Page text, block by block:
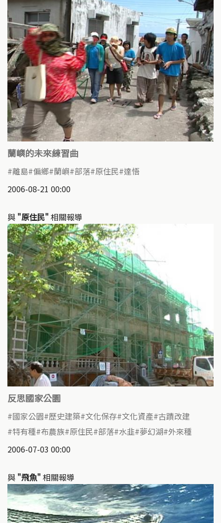
蘭嶼的未來練習曲
離島 偏鄉 蘭嶼 部落 原住民 達悟
2006-08-21 00:00
與 "原住民" 相關報導
反思國家公園
國家公園 歷史建築 文化保存 文化資產 古蹟改建
特有種 布農族 原住民 部落 水韭 夢幻湖 外來種
2006-07-03 00:00
與 "飛魚" 相關報導